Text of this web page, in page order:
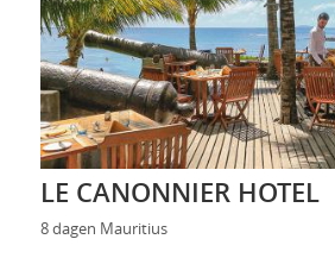
LE CANONNIER HOTEL
8 dagen Mauritius